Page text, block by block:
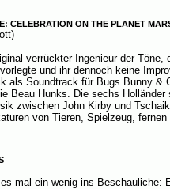
CELEBRATION ON THE PLANET
verrückter Ingenieur der Töne,
und ihr dennoch keine
als Soundtrack für Bugs Bunny &
Beau Hunks. Die sechs
zwischen John Kirby und
von Tieren, Spielzeug,
mal ein wenig ins Beschauliche: